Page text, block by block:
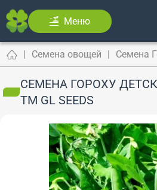
Меню
Семена овощей Семена
СЕМЕНА ГОРОХУ
ТМ GL SEEDS